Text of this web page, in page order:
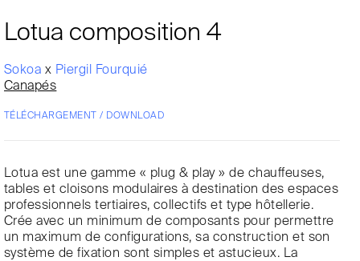
Lotua composition 4
Sokoa x Piergil Fourquié
Canapés
TÉLÉCHARGEMENT / DOWNLOAD
Lotua est une gamme « plug & play » de chauffeuses,
tables et cloisons modulaires à destination des espaces
professionnels tertiaires, collectifs et type hôtellerie.
Crée avec un minimum de composants pour permettre
un maximum de configurations, sa construction et son
système de fixation sont simples et astucieux. La